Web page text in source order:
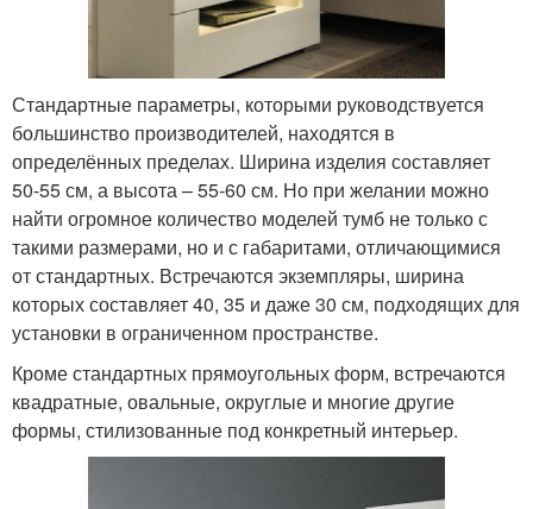
Стандартные параметры, которыми руководствуется
большинство производителей, находятся в
определённых пределах. Ширина изделия составляет
50-55 см, а высота – 55-60 см. Но при желании можно
найти огромное количество моделей тумб не только с
такими размерами, но и с габаритами, отличающимися
от стандартных. Встречаются экземпляры, ширина
которых составляет 40, 35 и даже 30 см, подходящих для
установки в ограниченном пространстве.
Кроме стандартных прямоугольных форм, встречаются
квадратные, овальные, округлые и многие другие
формы, стилизованные под конкретный интерьер.